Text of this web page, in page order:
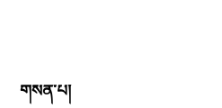
གསན་པ།